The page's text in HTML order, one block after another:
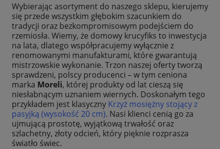
Wybierając asortyment do naszego sklepu, kierujemy
się przede wszystkim głębokim szacunkiem do
tradycji oraz bezkompromisowym podejściem do
rzemiosła. Wiemy, że domowy krucyfiks to inwestycja
na lata, dlatego współpracujemy wyłącznie z
renomowanymi manufakturami, które gwarantują
mistrzowskie wykonanie. Trzon naszej oferty tworzą
sprawdzeni, polscy producenci – w tym ceniona
marka Moreli, której produkty od lat cieszą się
niesłabnącym uznaniem wiernych. Doskonałym tego
przykładem jest klasyczny Krzyż mosiężny stojący z
pasyjką (wysokość 20 cm). Nasi klienci cenią go za
ujmującą prostotę, wyjątkową trwałość oraz
szlachetny, złoty odcień, który pięknie rozprasza
światło świec.